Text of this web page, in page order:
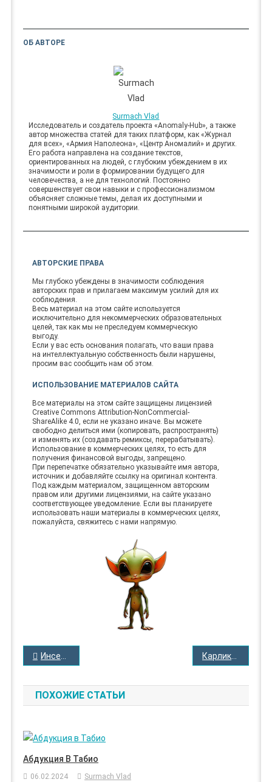
ОБ АВТОРЕ
Surmach Vlad
Исследователь и создатель проекта «Anomaly-Hub», а также
автор множества статей для таких платформ, как «Журнал
для всех», «Армия Наполеона», «Центр Аномалий» и других.
Его работа направлена на создание текстов,
ориентированных на людей, с глубоким убеждением в их
значимости и роли в формировании будущего для
человечества, а не для технологий. Постоянно
совершенствует свои навыки и с профессионализмом
объясняет сложные темы, делая их доступными и
понятными широкой аудитории.
АВТОРСКИЕ ПРАВА
Мы глубоко убеждены в значимости соблюдения
авторских прав и прилагаем максимум усилий для их
соблюдения.
Весь материал на этом сайте используется
исключительно для некоммерческих образовательных
целей, так как мы не преследуем коммерческую
выгоду.
Если у вас есть основания полагать, что ваши права
на интеллектуальную собственность были нарушены,
просим вас сообщить нам об этом.
ИСПОЛЬЗОВАНИЕ МАТЕРИАЛОВ САЙТА
Все материалы на этом сайте защищены лицензией
Creative Commons Attribution-NonCommercial-
ShareAlike 4.0, если не указано иначе. Вы можете
свободно делиться ими (копировать, распространять)
и изменять их (создавать ремиксы, перерабатывать).
Использование в коммерческих целях, то есть для
получения финансовой выгоды, запрещено.
При перепечатке обязательно указывайте имя автора,
источник и добавляйте ссылку на оригинал контента.
Под каждым материалом, защищенном авторским
правом или другими лицензиями, на сайте указано
соответствующее уведомление. Если вы планируете
использовать наши материалы в коммерческих целях,
пожалуйста, свяжитесь с нами напрямую.
НАВИГАЦИЯ
ПО
Инсектоиды в фильме «Куотермасс и туннель» Карлики около местечка Имъярви
ПОХОЖИЕ СТАТЬИ
Абдукция В Табио
06.02.2024 Surmach Vlad